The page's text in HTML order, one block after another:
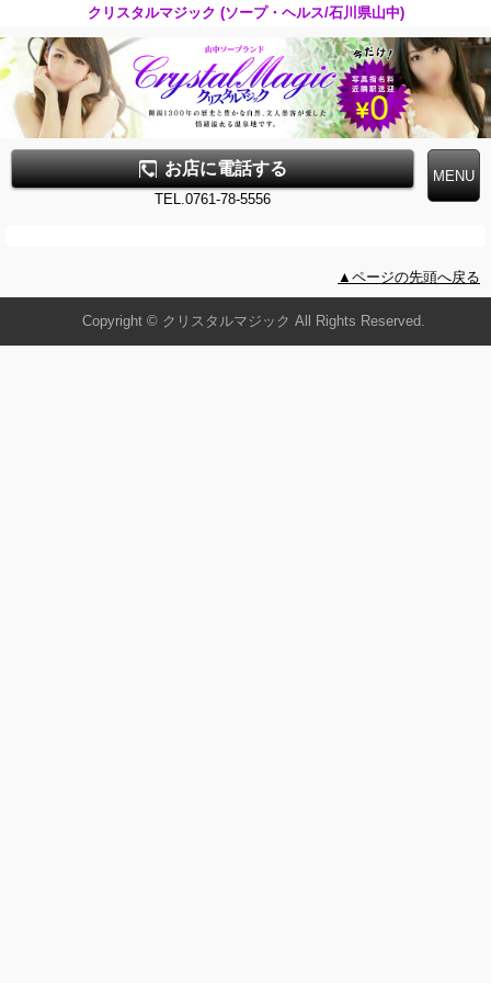
クリスタルマジック (ソープ・ヘルス/石川県山中)
お店に電話する
TEL.0761-78-5556
▲ページの先頭へ戻る
Copyright © クリスタルマジック All Rights Reserved.